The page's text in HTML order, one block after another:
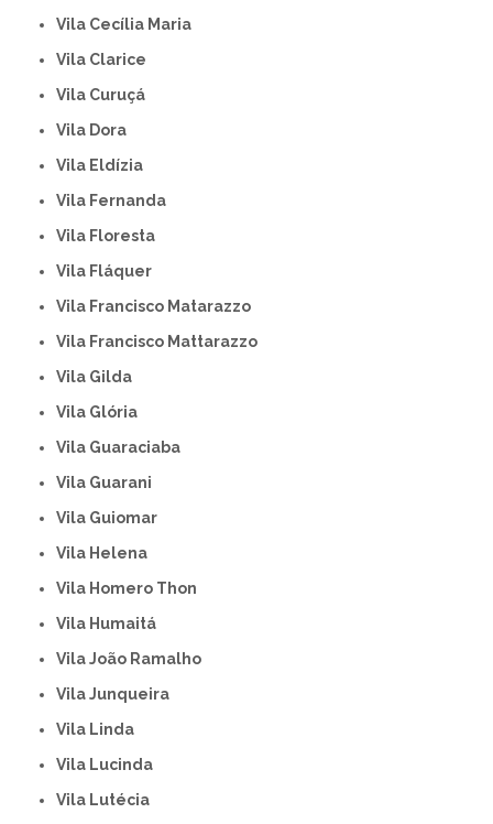
Vila Cecília Maria
Vila Clarice
Vila Curuçá
Vila Dora
Vila Eldízia
Vila Fernanda
Vila Floresta
Vila Fláquer
Vila Francisco Matarazzo
Vila Francisco Mattarazzo
Vila Gilda
Vila Glória
Vila Guaraciaba
Vila Guarani
Vila Guiomar
Vila Helena
Vila Homero Thon
Vila Humaitá
Vila João Ramalho
Vila Junqueira
Vila Linda
Vila Lucinda
Vila Lutécia